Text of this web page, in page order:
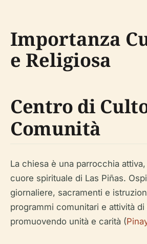
Importanza
e Religiosa
Centro di
Comunità
La chiesa è una parrocchia
cuore spirituale di Las Piñas.
giornaliere, sacramenti e
programmi comunitari e attività
promuovendo unità e carità (